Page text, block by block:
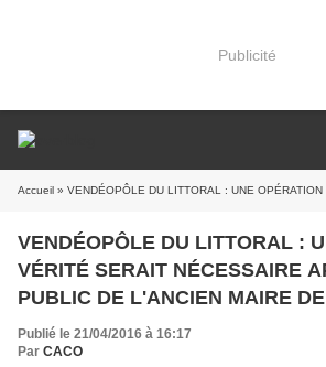
Publicité
Accueil » VENDÉOPÔLE DU LITTORAL : UNE OPÉRATION VÉRITÉ SERAIT NÉCESSAIRE APRÈS L'ÉCRIT
VENDÉOPÔLE DU LITTORAL :
VÉRITÉ SERAIT NÉCESSAIRE
PUBLIC DE L'ANCIEN MAIRE
D'OLONNE
Publié le 21/04/2016 à 16:17
Par CACO